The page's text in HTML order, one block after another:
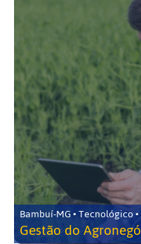
Gestão do